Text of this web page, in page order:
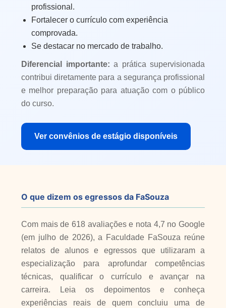
profissional.
Fortalecer o currículo com experiência
comprovada.
Se destacar no mercado de trabalho.
Diferencial importante: a prática supervisionada
contribui diretamente para a segurança profissional
e melhor preparação para atuação com o público
do curso.
Ver convênios de estágio disponíveis
O que dizem os egressos da FaSouza
Com mais de 618 avaliações e nota 4,7 no Google
(em julho de 2026), a Faculdade FaSouza reúne
relatos de alunos e egressos que utilizaram a
especialização para aprofundar competências
técnicas, qualificar o currículo e avançar na
carreira. Leia os depoimentos e conheça
experiências reais de quem concluiu uma de